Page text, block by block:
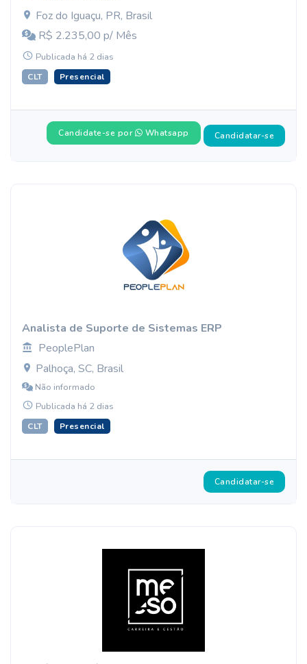
Foz do Iguaçu, PR, Brasil
R$ 2.235,00 p/ Mês
Publicada há 2 dias
CLT Presencial
Candidate-se por Whatsapp Candidatar-se
Analista de Suporte de Sistemas ERP
PeoplePlan
Palhoça, SC, Brasil
Não informado
Publicada há 2 dias
CLT Presencial
Candidatar-se